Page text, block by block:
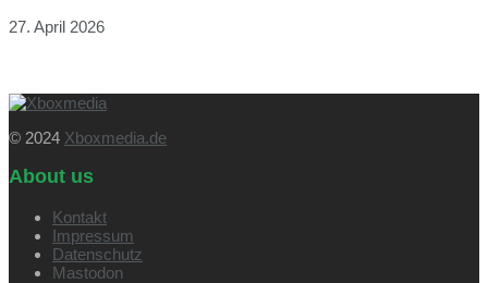
27. April 2026
© 2024 Xboxmedia.de
About us
Kontakt
Impressum
Datenschutz
Mastodon